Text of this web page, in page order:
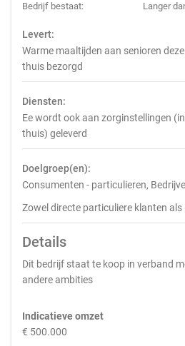
Bedrijf bestaat:
Langer
Levert:
Warme maaltijden aan senioren
thuis bezorgd
Diensten:
Ee wordt ook aan zorginstellingen
thuis) geleverd
Doelgroep(en):
Consumenten - particulieren,
Zowel directe particuliere klanten
Details
Dit bedrijf staat te koop in verband
andere ambities
Indicatieve omzet
€ 500.000